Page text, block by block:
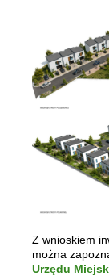
Z wnioskiem
można
Urzędu